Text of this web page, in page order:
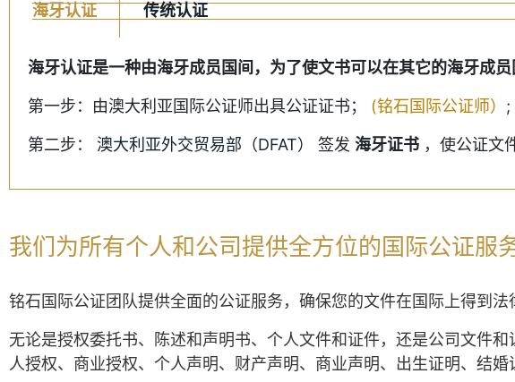
海牙认证 传统认证
海牙认证是一种由海牙成员国间，为了使文书可以在其它的海牙成员
第一步：由澳大利亚国际公证师出具公证证书； (铭石国际公证师） ;
第二步： 澳大利亚外交贸易部（DFAT） 签发 海牙证书 ，使公证文
我们为所有个人和公司提供全方位的国际公证服
铭石国际公证团队提供全面的公证服务，确保您的文件在国际上得到法
无论是授权委托书、陈述和声明书、个人文件和证件，还是公司文件
人授权、商业授权、个人声明、财产声明、商业声明、出生证明、结